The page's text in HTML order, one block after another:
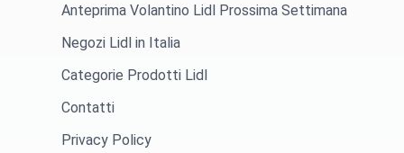
Anteprima Volantino Lidl Prossima Settimana
Negozi Lidl in Italia
Categorie Prodotti Lidl
Contatti
Privacy Policy